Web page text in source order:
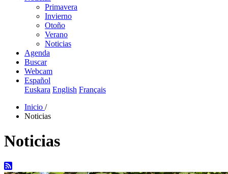
Primavera
Invierno
Otoño
Verano
Noticias
Agenda
Buscar
Webcam
Español
Euskara English Français
Inicio /
Noticias
Noticias